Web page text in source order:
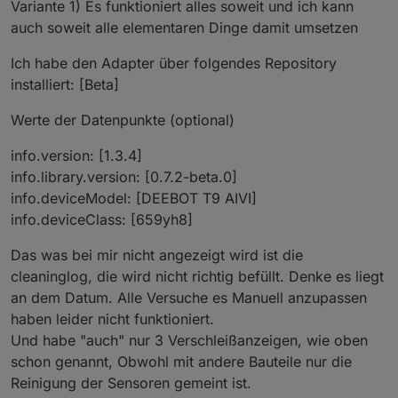
Deebot Adapters berichten
und natürlich auch nach Eurer Meinung fragen,
ob es noch "offene Baustellen" gibt - oder ob Ihr
soweit alles damit umsetzen könnt, was Ihr Euch
so vorgestellt habt ( Bitte dabei aber realistisch
bleiben und auch den aktuellen Status
Aktuelle Versionen
Stadiu
Stable 1.4.14
20.02.2024
Beta 1.4.15
Alpha
1.4.16-
alpha.2
09.05.2024
Bekannte (größere) Probleme
Aktuell gibt es (mehr oder weniger häufig)
Variante 1) Es funktioniert alles soweit und ich kann
auch soweit alle elementaren Dinge damit umsetzen
Ich habe den Adapter über folgendes Repository
installiert: [Beta]
Werte der Datenpunkte (optional)
info.version: [1.3.4]
info.library.version: [0.7.2-beta.0]
info.deviceModel: [DEEBOT T9 AIVI]
info.deviceClass: [659yh8]
Das was bei mir nicht angezeigt wird ist die
cleaninglog, die wird nicht richtig befüllt. Denke es liegt
an dem Datum. Alle Versuche es Manuell anzupassen
haben leider nicht funktioniert.
Und habe "auch" nur 3 Verschleißanzeigen, wie oben
schon genannt, Obwohl mit andere Bauteile nur die
Reinigung der Sensoren gemeint ist.